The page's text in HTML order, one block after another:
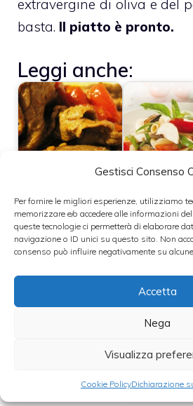
Gestisci Consenso
Per fornire le migliori esperienze, utilizziamo
memorizzare e/o accedere alle informazioni
queste tecnologie ci permetterà di elaborare
navigazione o ID unici su questo sito. Non
consenso può influire negativamente su
Accetta
Nega
Visualizza
Cookie PolicyDichiarazione
extravergine di oliva e del
basta. Il piatto è pronto.
Leggi anche:
pizzaiola
Insalata di pasta
con rucola e speck
Ricetta
pasta
all'ananas
pasta